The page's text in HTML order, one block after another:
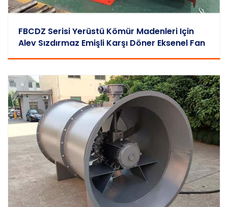
FBCDZ Serisi Yerüstü Kömür Madenleri Için
Alev Sızdırmaz Emişli Karşı Döner Eksenel Fan